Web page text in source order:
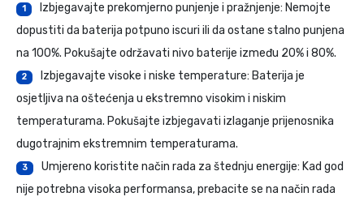
1
Izbjegavajte prekomjerno punjenje i pražnjenje: Nemojte
dopustiti da baterija potpuno iscuri ili da ostane stalno punjena
na 100%. Pokušajte održavati nivo baterije između 20% i 80%.
2
Izbjegavajte visoke i niske temperature: Baterija je
osjetljiva na oštećenja u ekstremno visokim i niskim
temperaturama. Pokušajte izbjegavati izlaganje prijenosnika
dugotrajnim ekstremnim temperaturama.
3
Umjereno koristite način rada za štednju energije: Kad god
nije potrebna visoka performansa, prebacite se na način rada